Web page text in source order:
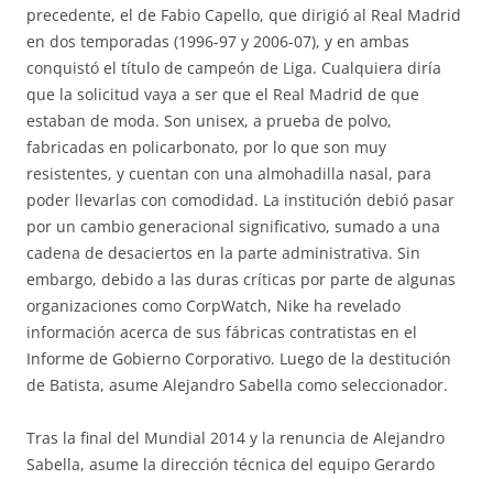
precedente, el de Fabio Capello, que dirigió al Real Madrid
en dos temporadas (1996-97 y 2006-07), y en ambas
conquistó el título de campeón de Liga. Cualquiera diría
que la solicitud vaya a ser que el Real Madrid de que
estaban de moda. Son unisex, a prueba de polvo,
fabricadas en policarbonato, por lo que son muy
resistentes, y cuentan con una almohadilla nasal, para
poder llevarlas con comodidad. La institución debió pasar
por un cambio generacional significativo, sumado a una
cadena de desaciertos en la parte administrativa. Sin
embargo, debido a las duras críticas por parte de algunas
organizaciones como CorpWatch, Nike ha revelado
información acerca de sus fábricas contratistas en el
Informe de Gobierno Corporativo. Luego de la destitución
de Batista, asume Alejandro Sabella como seleccionador.
Tras la final del Mundial 2014 y la renuncia de Alejandro
Sabella, asume la dirección técnica del equipo Gerardo